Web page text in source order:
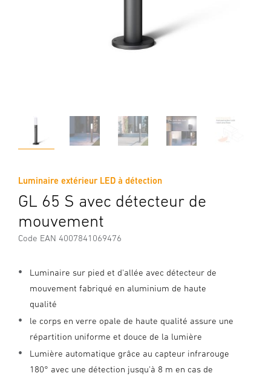
Luminaire extérieur LED à détection
GL 65 S avec détecteur de
mouvement
Code EAN 4007841069476
Luminaire sur pied et d'allée avec détecteur de
mouvement fabriqué en aluminium de haute
qualité
le corps en verre opale de haute qualité assure une
répartition uniforme et douce de la lumière
Lumière automatique grâce au capteur infrarouge
180° avec une détection jusqu'à 8 m en cas de